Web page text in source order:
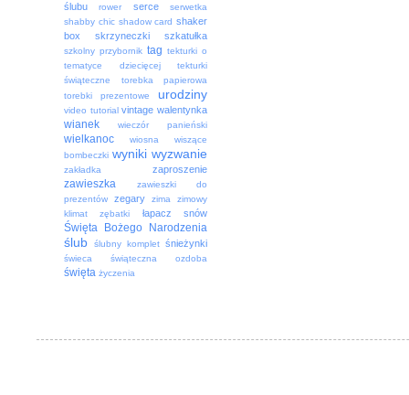
ślubu
rower serce
serwetka
shabby chic shadow card shaker
box
skrzyneczki szkatułka
szkolny przybornik tag tekturki o
tematyce dziecięcej
tekturki
świąteczne
torebka papierowa
torebki prezentowe
urodziny
video tutorial vintage walentynka
wianek wieczór panieński
wielkanoc wiosna
wiszące
bombeczki wyniki wyzwanie
zakładka zaproszenie
zawieszka
zawieszki do
prezentów
zegary zima
zimowy
klimat
zębatki łapacz snów
Święta Bożego Narodzenia
ślub ślubny komplet śnieżynki
świeca świąteczna ozdoba
święta życzenia